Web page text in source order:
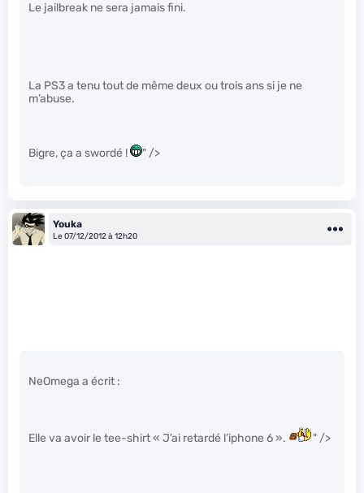
Le jailbreak ne sera jamais fini.
La PS3 a tenu tout de même deux ou trois ans si je ne
m’abuse.
Bigre, ça a swordé ! " />
Youka
Le 07/12/2012 à 12h20
NeOmega a écrit :
Elle va avoir le tee-shirt « J’ai retardé l’iphone 6 ». " />